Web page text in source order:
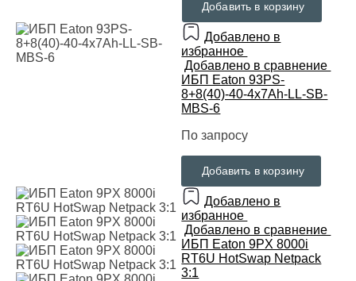
Добавить в корзину
Добавлено в
избранное
Добавлено в сравнение
ИБП Eaton 93PS-
8+8(40)-40-4x7Ah-LL-SB-
MBS-6
По запросу
Добавить в корзину
Добавлено в
избранное
Добавлено в сравнение
ИБП Eaton 9PX 8000i
RT6U HotSwap Netpack
3:1